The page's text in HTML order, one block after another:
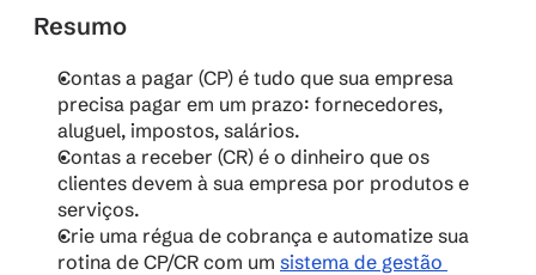
Resumo
Contas a pagar (CP) é tudo que sua empresa
precisa pagar em um prazo: fornecedores,
aluguel, impostos, salários.
Contas a receber (CR) é o dinheiro que os
clientes devem à sua empresa por produtos e
serviços.
Crie uma régua de cobrança e automatize sua
rotina de CP/CR com um sistema de gestão